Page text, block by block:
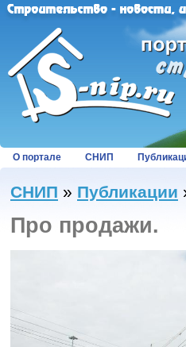
О портале СНИП
СНИП » Публикации
Про продажи.